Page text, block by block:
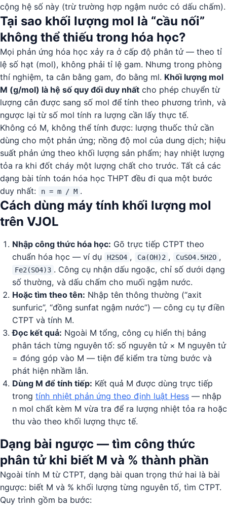
cộng hệ số này (trừ trường hợp ngậm nước có dấu chấm).
Tại sao khối lượng mol là “cầu nối”
không thể thiếu trong hóa học?
Mọi phản ứng hóa học xảy ra ở cấp độ phân tử — theo tỉ
lệ số hạt (mol), không phải tỉ lệ gam. Nhưng trong phòng
thí nghiệm, ta cân bằng gam, đo bằng ml. Khối lượng mol
M (g/mol) là hệ số quy đổi duy nhất cho phép chuyển từ
lượng cân được sang số mol để tính theo phương trình, và
ngược lại từ số mol tính ra lượng cần lấy thực tế.
Không có M, không thể tính được: lượng thuốc thử cần
dùng cho một phản ứng; nồng độ mol của dung dịch; hiệu
suất phản ứng theo khối lượng sản phẩm; hay nhiệt lượng
tỏa ra khi đốt cháy một lượng chất cho trước. Tất cả các
dạng bài tính toán hóa học THPT đều đi qua một bước
duy nhất:
n = m / M .
Cách dùng máy tính khối lượng mol
trên VJOL
Nhập công thức hóa học: Gõ trực tiếp CTPT theo
chuẩn hóa học — ví dụ
H2SO4 , Ca(OH)2 , CuSO4.5H2O ,
Fe2(SO4)3 . Công cụ nhận dấu ngoặc, chỉ số dưới dạng
số thường, và dấu chấm cho muối ngậm nước.
Hoặc tìm theo tên: Nhập tên thông thường (“axit
sunfuric”, “đồng sunfat ngậm nước”) — công cụ tự điền
CTPT và tính M.
Đọc kết quả: Ngoài M tổng, công cụ hiển thị bảng
phân tách từng nguyên tố: số nguyên tử × M nguyên tử
= đóng góp vào M — tiện để kiểm tra từng bước và
phát hiện nhầm lẫn.
Dùng M để tính tiếp: Kết quả M được dùng trực tiếp
trong tính nhiệt phản ứng theo định luật Hess — nhập
n mol chất kèm M vừa tra để ra lượng nhiệt tỏa ra hoặc
thu vào theo khối lượng thực tế.
Dạng bài ngược — tìm công thức
phân tử khi biết M và % thành phần
Ngoài tính M từ CTPT, dạng bài quan trọng thứ hai là bài
ngược: biết M và % khối lượng từng nguyên tố, tìm CTPT.
Quy trình gồm ba bước: